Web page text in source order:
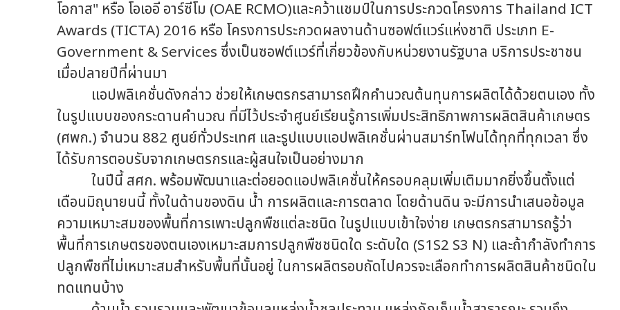
โอกาส" หรือ โอเออี อาร์ซีโม (OAE RCMO)และคว้าแชมป์ในการประกวดโครงการ Thailand ICT
Awards (TICTA) 2016 หรือ โครงการประกวดผลงานด้านซอฟต์แวร์แห่งชาติ ประเภท E-
Government & Services ซึ่งเป็นซอฟต์แวร์ที่เกี่ยวข้องกับหน่วยงานรัฐบาล บริการประชาชน
เมื่อปลายปีที่ผ่านมา
แอปพลิเคชั่นดังกล่าว ช่วยให้เกษตรกรสามารถฝึกคำนวณต้นทุนการผลิตได้ด้วยตนเอง ทั้ง
ในรูปแบบของกระดานคำนวณ ที่มีไว้ประจำศูนย์เรียนรู้การเพิ่มประสิทธิภาพการผลิตสินค้าเกษตร
(ศพก.) จำนวน 882 ศูนย์ทั่วประเทศ และรูปแบบแอปพลิเคชั่นผ่านสมาร์ทโฟนได้ทุกที่ทุกเวลา ซึ่ง
ได้รับการตอบรับจากเกษตรกรและผู้สนใจเป็นอย่างมาก
ในปีนี้ สศก. พร้อมพัฒนาและต่อยอดแอปพลิเคชั่นให้ครอบคลุมเพิ่มเติมมากยิ่งขึ้นตั้งแต่
เดือนมิถุนายนนี้ ทั้งในด้านของดิน น้ำ การผลิตและการตลาด โดยด้านดิน จะมีการนำเสนอข้อมูล
ความเหมาะสมของพื้นที่การเพาะปลูกพืชแต่ละชนิด ในรูปแบบเข้าใจง่าย เกษตรกรสามารถรู้ว่า
พื้นที่การเกษตรของตนเองเหมาะสมการปลูกพืชชนิดใด ระดับใด (S1S2 S3 N) และถ้ากำลังทำการ
ปลูกพืชที่ไม่เหมาะสมสำหรับพื้นที่นั้นอยู่ ในการผลิตรอบถัดไปควรจะเลือกทำการผลิตสินค้าชนิดใน
ทดแทนบ้าง